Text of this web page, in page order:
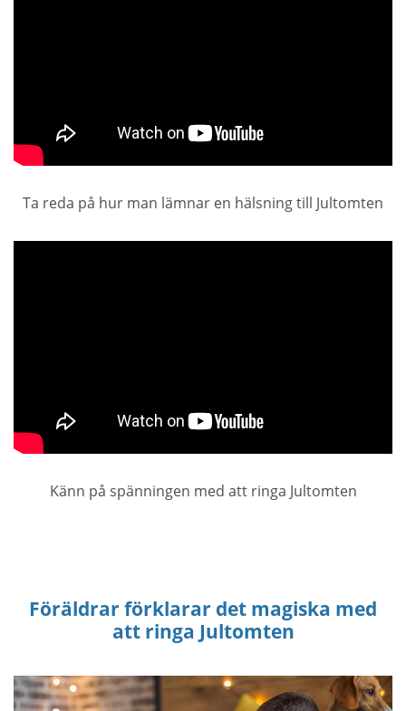
Ta reda på hur man lämnar en hälsning till Jultomten
Känn på spänningen med att ringa Jultomten
Föräldrar förklarar det magiska med
att ringa Jultomten